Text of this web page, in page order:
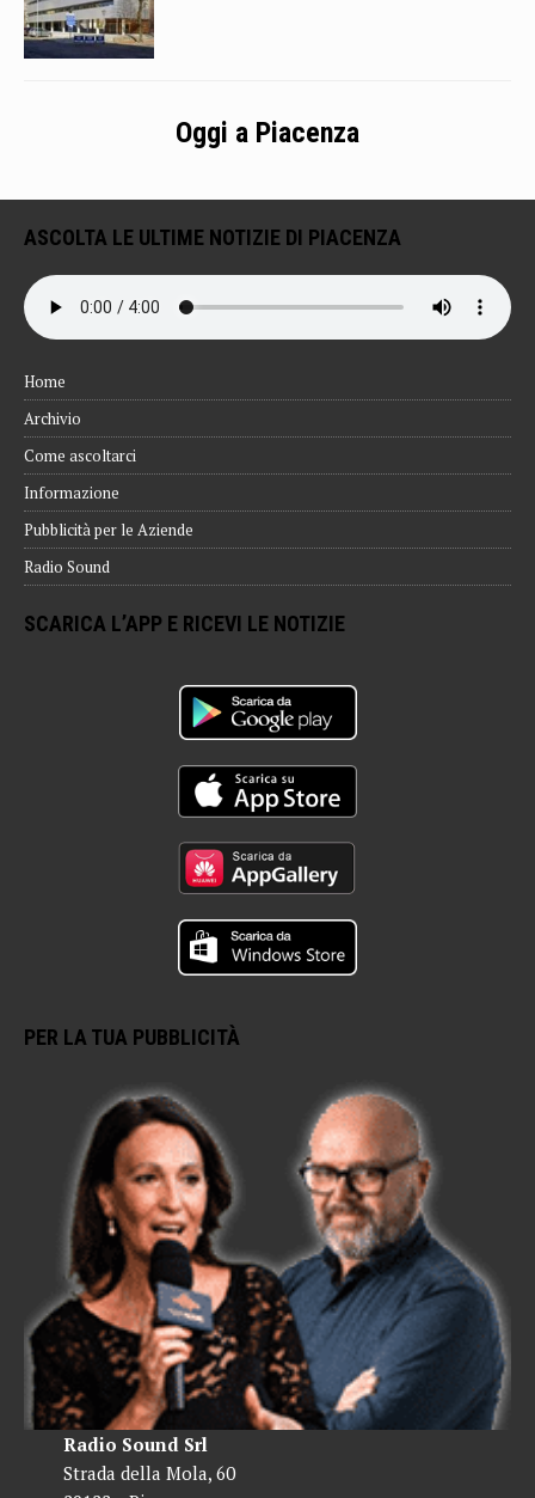
Oggi a Piacenza
ASCOLTA LE ULTIME NOTIZIE DI PIACENZA
Home
Archivio
Come ascoltarci
Informazione
Pubblicità per le Aziende
Radio Sound
SCARICA L’APP E RICEVI LE NOTIZIE
PER LA TUA PUBBLICITÀ
Radio Sound Srl
Strada della Mola, 60